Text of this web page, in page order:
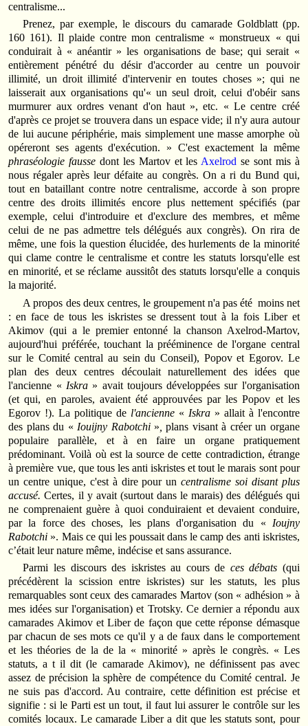
centralisme...
Prenez, par exemple, le discours du camarade Goldblatt (pp.
160 161). Il plaide contre mon centralisme « monstrueux « qui
conduirait à « anéantir » les organisations de base; qui serait «
entièrement pénétré du désir d'accorder au centre un pouvoir
illimité, un droit illimité d'intervenir en toutes choses »; qui ne
laisserait aux organisations qu'« un seul droit, celui d'obéir sans
murmurer aux ordres venant d'on haut », etc. « Le centre créé
d'après ce projet se trouvera dans un espace vide; il n'y aura autour
de lui aucune périphérie, mais simplement une masse amorphe où
opéreront ses agents d'exécution. » C'est exactement la même
phraséologie faussedont les Martov et les Axelrod se sont mis à
nous régaler après leur défaite au congrès. On a ri du Bund qui,
tout en bataillant contre notre centralisme, accorde à son propre
centre des droits illimités encore plus nettement spécifiés (par
exemple, celui d'introduire et d'exclure des membres, et même
celui de ne pas admettre tels délégués aux congrès). On rira de
même, une fois la question élucidée, des hurlements de la minorité
qui clame contre le centralisme et contre les statuts lorsqu'elle est
en minorité, et se réclame aussitôt des statuts lorsqu'elle a conquis
la majorité.
A propos des deux centres, le groupement n'a pas été moins net
: en face de tous les iskristes se dressent tout à la fois Liber et
Akimov (qui a le premier entonné la chanson Axelrod-Martov,
aujourd'hui préférée, touchant la prééminence de l'organe central
sur le Comité central au sein du Conseil), Popov et Egorov. Le
plan des deux centres découlait naturellement des idées que
l'ancienne « Iskra» avait toujours développées sur l'organisation
(et qui, en paroles, avaient été approuvées par les Popov et les
Egorov !). La politique de l'ancienne « Iskra» allait à l'encontre
des plans du « Iouijny Rabotchi» ,plans visant à créer un organe
populaire parallèle, et à en faire un organe pratiquement
prédominant. Voilà où est la source de cette contradiction, étrange
à première vue, que tous les anti iskristes et tout le marais sont pour
un centre unique, c'est à dire pour uncentralisme soi disant plus
accusé.Certes, il y avait (surtout dans le marais) des délégués qui
ne comprenaient guère à quoi conduiraient et devaient conduire,
par la force des choses, les plans d'organisation du « Ioujny
Rabotchi ». Mais ce qui les poussait dans le camp des anti iskristes,
c’était leur nature même, indécise et sans assurance.
Parmi les discours des iskristes au cours de ces débats (qui
précédèrent la scission entre iskristes) sur les statuts, les plus
remarquables sont ceux des camarades Martov (son « adhésion » à
mes idées sur l'organisation) et Trotsky. Ce dernier a répondu aux
camarades Akimov et Liber de façon que cette réponse démasque
par chacun de ses mots ce qu'il y a de faux dans le comportement
et les théories de la de la « minorité » après le congrès. « Les
statuts, a t il dit (le camarade Akimov), ne définissent pas avec
assez de précision la sphère de compétence du Comité central. Je
ne suis pas d'accord. Au contraire, cette définition est précise et
signifie : si le Parti est un tout, il faut lui assurer le contrôle sur les
comités locaux. Le camarade Liber a dit que les statuts sont, pour